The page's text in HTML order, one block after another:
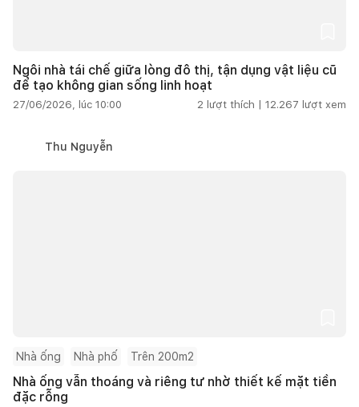
Ngôi nhà tái chế giữa lòng đô thị, tận dụng vật liệu cũ
để tạo không gian sống linh hoạt
27/06/2026, lúc 10:00 2 lượt thích | 12.267 lượt xem
Thu Nguyễn
Nhà ống Nhà phố Trên 200m2
Nhà ống vẫn thoáng và riêng tư nhờ thiết kế mặt tiền
đặc rỗng